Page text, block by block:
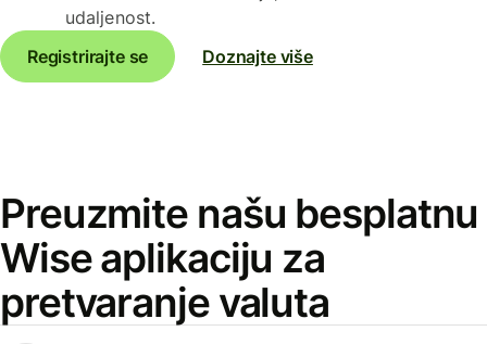
udaljenost.
Registrirajte se
Doznajte više
Preuzmite našu besplatnu
Wise aplikaciju za
pretvaranje valuta